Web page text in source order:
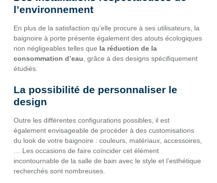
l’environnement
En plus de la satisfaction qu’elle procure à ses utilisateurs, la
baignoire à porte présente également des atouts écologiques
non négligeables telles que la réduction de la
consommation d’eau , grâce à des designs spécifiquement
étudiés.
La possibilité de personnaliser le
design
Outre les différentes configurations possibles, il est
également envisageable de procéder à des customisations
du look de votre baignoire : couleurs, matériaux, accessoires,
… Les occasions de faire coïncider cet élément
incontournable de la salle de bain avec le style et l’esthétique
recherchés sont nombreuses.